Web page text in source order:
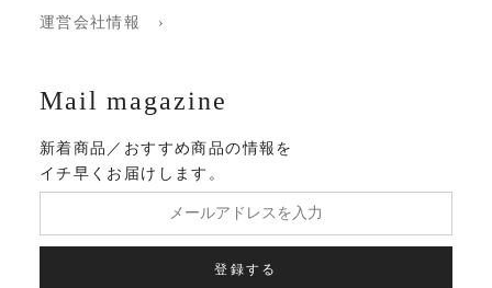
運営会社情報 ›
Mail magazine
新着商品／おすすめ商品の情報を
イチ早くお届けします。
登録する